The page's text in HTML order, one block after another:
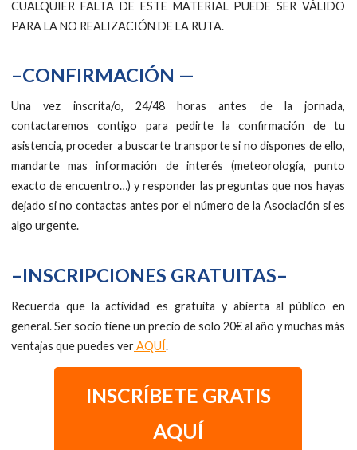
CUALQUIER FALTA DE ESTE MATERIAL PUEDE SER VÁLIDO
PARA LA NO REALIZACIÓN DE LA RUTA.
–CONFIRMACIÓN —
Una vez inscrita/o, 24/48 horas antes de la jornada,
contactaremos contigo para pedirte la confirmación de tu
asistencia, proceder a buscarte transporte si no dispones de ello,
mandarte mas información de interés (meteorología, punto
exacto de encuentro…) y responder las preguntas que nos hayas
dejado si no contactas antes por el número de la Asociación si es
algo urgente.
–INSCRIPCIONES GRATUITAS–
Recuerda que la actividad es gratuita y abierta al público en
general. Ser socio tiene un precio de solo 20€ al año y muchas más
ventajas que puedes verAQUÍ.
INSCRÍBETE GRATIS
AQUÍ